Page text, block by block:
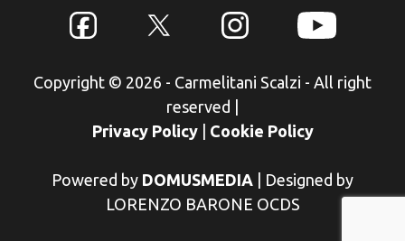
Copyright © 2026 - Carmelitani Scalzi - All right
reserved
Privacy Policy
Cookie Policy
Powered by DOMUSMEDIA
Designed by
LORENZO BARONE OCDS